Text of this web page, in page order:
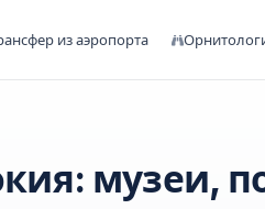
из аэропорта
музеи,